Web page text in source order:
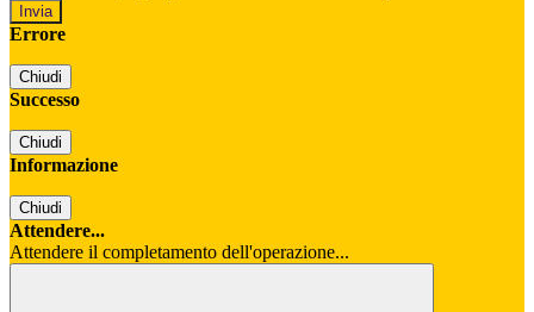
Errore
Chiudi
Successo
Chiudi
Informazione
Chiudi
Attendere...
Attendere il completamento dell'operazione...